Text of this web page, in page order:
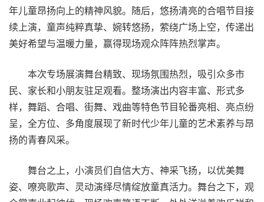
年儿童昂扬向上的精神风貌。随后，悠扬清亮的合唱节目接
续上演，童声纯粹真挚、婉转悠扬，萦绕广场上空，传递出
美好希望与温暖力量，赢得现场观众阵阵热烈掌声。
本次专场展演舞台精致、现场氛围热烈，吸引众多市
民、家长和小朋友驻足观看。整场演出内容丰富、形式多
样，舞蹈、合唱、街舞、戏曲等特色节目轮番亮相、亮点纷
呈，全方位、多角度展现了新时代少年儿童的艺术素养与昂
扬的青春风采。
舞台之上，小演员们自信大方、神采飞扬，以优美舞
姿、嘹亮歌声、灵动演绎尽情绽放童真活力。舞台之下，观